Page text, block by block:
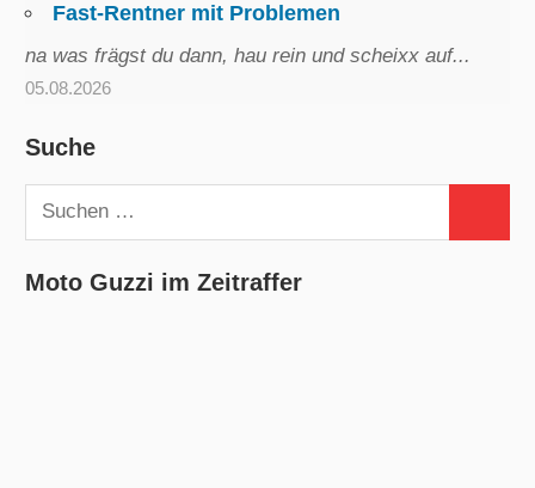
Fast-Rentner mit Problemen
na was frägst du dann, hau rein und scheixx auf...
05.08.2026
Suche
Suchen
nach:
Moto Guzzi im Zeitraffer